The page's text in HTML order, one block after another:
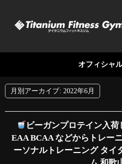
オフィシャ
月別アーカイブ: 2022年6月
ビーガンプロテイン入荷
EAA BCAA などからトレー
ーソナルトレーニング タイ